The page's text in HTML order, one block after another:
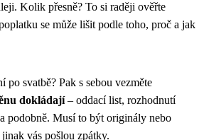
Kolik přesně? To si raději ověřte
se může lišit podle toho, proč a jak
po svatbě? Pak s sebou vezměte
dokládají– oddací list, rozhodnutí
podobně. Musí to být originály nebo
vás pošlou zpátky.